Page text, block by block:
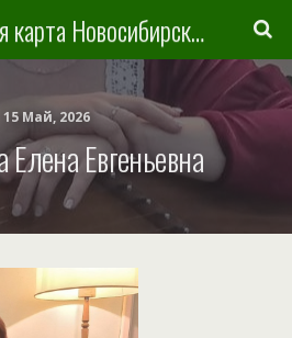
Литературная карта Новосибирска и Новосибирской области
15 Май, 2026
Евгеньевна